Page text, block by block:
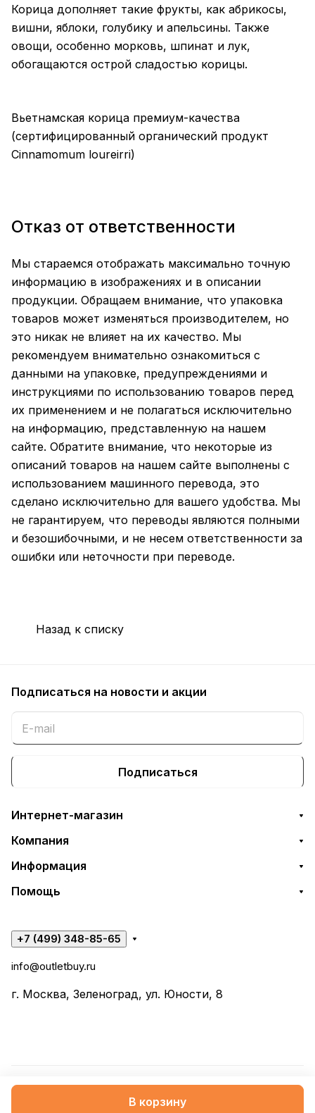
В корзину
Корица дополняет такие фрукты, как абрикосы,
вишни, яблоки, голубику и апельсины. Также
овощи, особенно морковь, шпинат и лук,
обогащаются острой сладостью корицы.
Вьетнамская корица премиум-качества
(сертифицированный органический продукт
Cinnamomum loureirri)
Отказ от ответственности
Мы стараемся отображать максимально точную
информацию в изображениях и в описании
продукции. Обращаем внимание, что упаковка
товаров может изменяться производителем, но
это никак не влияет на их качество. Мы
рекомендуем внимательно ознакомиться с
данными на упаковке, предупреждениями и
инструкциями по использованию товаров перед
их применением и не полагаться исключительно
на информацию, представленную на нашем
сайте. Обратите внимание, что некоторые из
описаний товаров на нашем сайте выполнены с
использованием машинного перевода, это
сделано исключительно для вашего удобства. Мы
не гарантируем, что переводы являются полными
и безошибочными, и не несем ответственности за
ошибки или неточности при переводе.
Назад к списку
Подписаться на новости и акции
Подписаться
Интернет-магазин
Компания
Информация
Помощь
+7 (499) 348-85-65
info@outletbuy.ru
г. Москва, Зеленоград, ул. Юности, 8